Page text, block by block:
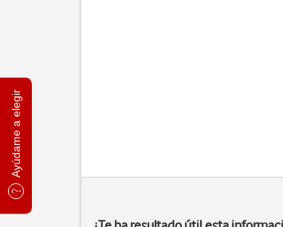
Ayúdame a elegir